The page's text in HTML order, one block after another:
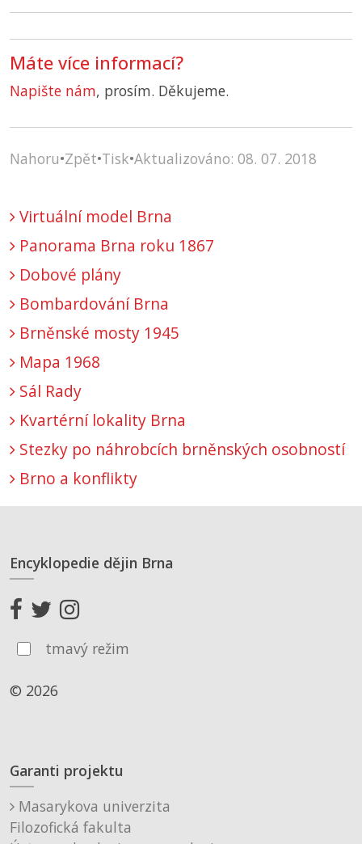
Máte více informací?
Napište nám, prosím. Děkujeme.
Nahoru•Zpět•Tisk•Aktualizováno: 08. 07. 2018
Virtuální model Brna
Panorama Brna roku 1867
Dobové plány
Bombardování Brna
Brněnské mosty 1945
Mapa 1968
Sál Rady
Kvartérní lokality Brna
Stezky po náhrobcích brněnských osobností
Brno a konflikty
Encyklopedie dějin Brna
tmavý režim
© 2026
Garanti projektu
Masarykova univerzita
Filozofická fakulta